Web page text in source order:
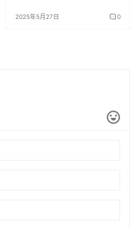
2025年5月27日 0